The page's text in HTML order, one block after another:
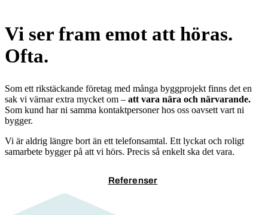
Vi ser fram emot att höras.
Ofta.
Som ett rikstäckande företag med många byggprojekt finns det en
sak vi värnar extra mycket om – att vara nära och närvarande.
Som kund har ni samma kontaktpersoner hos oss oavsett vart ni
bygger.
Vi är aldrig längre bort än ett telefonsamtal. Ett lyckat och roligt
samarbete bygger på att vi hörs. Precis så enkelt ska det vara.
Referenser